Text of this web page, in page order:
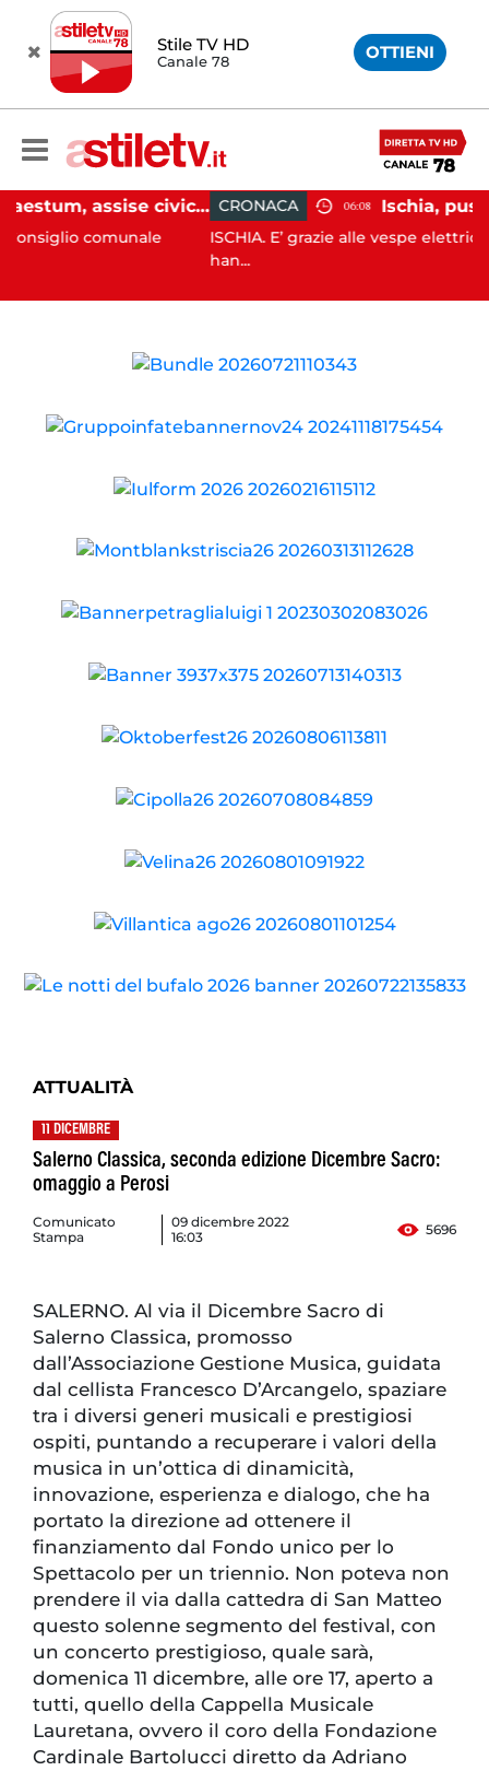
Stile TV HD
Canale 78 OTTIENI
Capaccio Paestum, assise civica drammatica: Paolino senza maggioranza, Comune a rischio scioglimento CRONACA 06:08
ISCHIA. E’ grazie alle vespe elettriche che i
ATTUALITÀ
11 DICEMBRE
Salerno Classica, seconda edizione Dicembre Sacro:
omaggio a Perosi
Comunicato
Stampa
09 dicembre 2022
16:03
5696
SALERNO. Al via il Dicembre Sacro di
Salerno Classica, promosso
dall’Associazione Gestione Musica, guidata
dal cellista Francesco D’Arcangelo, spaziare
tra i diversi generi musicali e prestigiosi
ospiti, puntando a recuperare i valori della
musica in un’ottica di dinamicità,
innovazione, esperienza e dialogo, che ha
portato la direzione ad ottenere il
finanziamento dal Fondo unico per lo
Spettacolo per un triennio. Non poteva non
prendere il via dalla cattedra di San Matteo
questo solenne segmento del festival, con
un concerto prestigioso, quale sarà,
domenica 11 dicembre, alle ore 17, aperto a
tutti, quello della Cappella Musicale
Lauretana, ovvero il coro della Fondazione
Cardinale Bartolucci diretto da Adriano